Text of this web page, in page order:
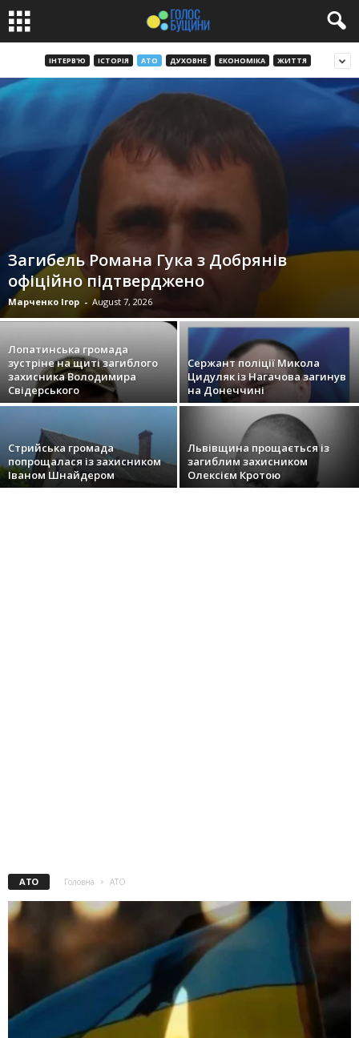
ІНТЕРВ'Ю ІСТОРІЯ АТО ДУХОВНЕ ЕКОНОМІКА ЖИТТЯ
Загибель Романа Гука з Добрянів
офіційно підтверджено
Марченко Ігор - August 7, 2026
Лопатинська громада
зустріне на щиті загиблого
захисника Володимира
Свідерського
Сержант поліції Микола
Цидуляк із Нагачова загинув
на Донеччині
Стрийська громада
попрощалася із захисником
Іваном Шнайдером
Львівщина прощається із
загиблим захисником
Олексієм Кротою
АТО Головна АТО